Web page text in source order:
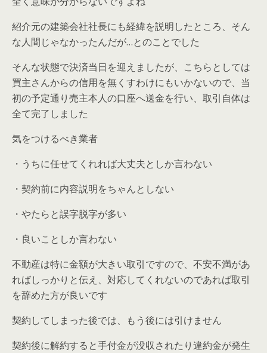
紹介元の建築会社社長にも経緯を説明したところ、そん
な人間じゃなかったんだが…とのことでした
そんな状態で決済当日を迎えましたが、こちらとしては
買主さんからの信用を無くすわけにもいかないので、当
初の予定通り売主本人の口座へ送金を行い、取引自体は
全て完了しました
気をつけるべき業者
・うちに任せてくれれば大丈夫としか言わない
・契約前に内容説明をちゃんとしない
・やたらと誤字脱字が多い
・良いことしか言わない
不動産は特に金額が大きい取引ですので、不安不満があ
ればしっかりと伝え、対応してくれないのであれば取引
を辞めた方が良いです
契約してしまった後では、もう後には引けません
契約後に解約すると手付金が没収されたり違約金が発生